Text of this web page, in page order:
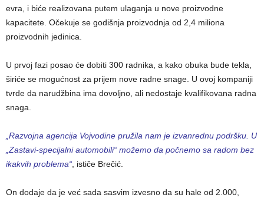
evra, i biće realizovana putem ulaganja u nove proizvodne
kapacitete. Očekuje se godišnja proizvodnja od 2,4 miliona
proizvodnih jedinica.
U prvoj fazi posao će dobiti 300 radnika, a kako obuka bude tekla,
širiće se mogućnost za prijem nove radne snage. U ovoj kompaniji
tvrde da narudžbina ima dovoljno, ali nedostaje kvalifikovana radna
snaga.
„Razvojna agencija Vojvodine pružila nam je izvanrednu podršku. U
„Zastavi-specijalni automobili“ možemo da počnemo sa radom bez
ikakvih problema“, ističe Brečić.
On dodaje da je već sada sasvim izvesno da su hale od 2.000,